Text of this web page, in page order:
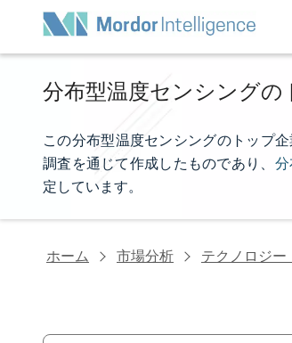
分布型温度センシング
この分布型温度センシングのトップ
調査を通じて作成したものであり、
定しています。
ホーム 市場分析 テクノロジー